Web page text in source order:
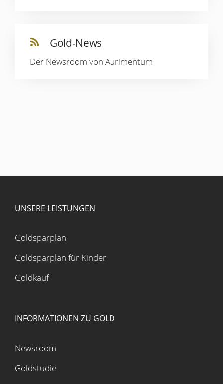
Gold-News
Der Newsroom von Aurimentum
UNSERE LEISTUNGEN
Goldsparplan
Goldsparplan für Kinder
Goldkauf
INFORMATIONEN ZU GOLD
Newsroom
Goldstudie